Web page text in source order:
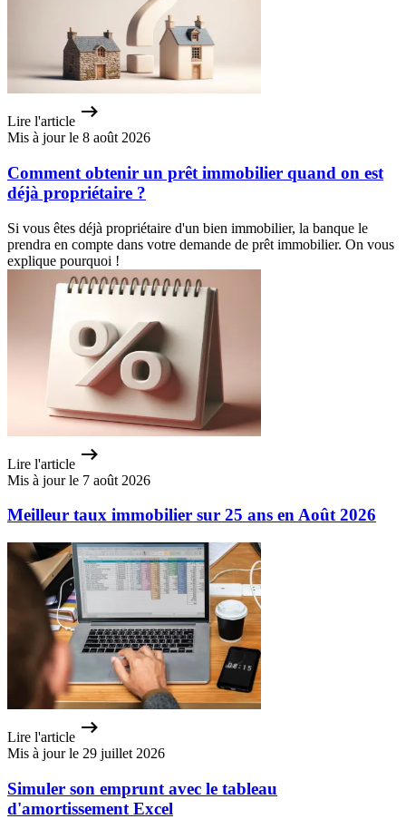
Lire l'article
Mis à jour le 8 août 2026
Comment obtenir un prêt immobilier quand on est
déjà propriétaire ?
Si vous êtes déjà propriétaire d'un bien immobilier, la banque le
prendra en compte dans votre demande de prêt immobilier. On vous
explique pourquoi !
Lire l'article
Mis à jour le 7 août 2026
Meilleur taux immobilier sur 25 ans en Août 2026
Lire l'article
Mis à jour le 29 juillet 2026
Simuler son emprunt avec le tableau
d'amortissement Excel